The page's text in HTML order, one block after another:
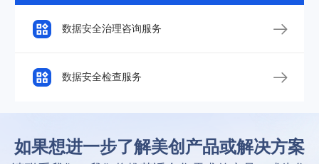
数据安全治理咨询服务 
数据安全检查服务 
如果想进一步了解美创产品或解决方案